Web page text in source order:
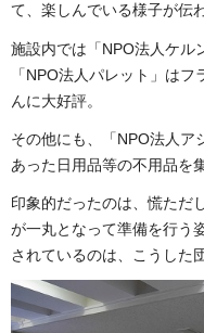
て、楽しんでいる様子が伝
施設内では「NPO法人ケル
「NPO法人パレット」は
んに大好評。
その他にも、「NPO法人ア
あった日用品等の不用品を
印象的だったのは、慌ただ
が一丸となって準備を行う
されているのは、こうした